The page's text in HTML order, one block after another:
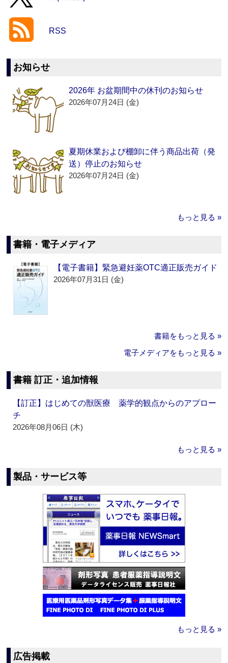
RSS
お知らせ
2026年 お盆期間中の休刊のお知らせ
2026年07月24日 (金)
夏期休業および棚卸に伴う商品出荷（発
送）停止のお知らせ
2026年07月24日 (金)
もっと見る »
書籍・電子メディア
【電子書籍】緊急避妊薬OTC適正販売ガイド
2026年07月31日 (金)
書籍をもっと見る »
電子メディアをもっと見る »
書籍 訂正・追加情報
【訂正】はじめての獣医療 薬学的観点からのアプロー
チ
2026年08月06日 (木)
もっと見る »
製品・サービス等
もっと見る »
広告掲載